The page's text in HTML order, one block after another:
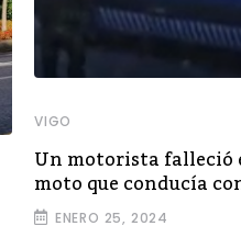
VIGO
Un motorista falleció
moto que conducía
ENERO 25, 2024